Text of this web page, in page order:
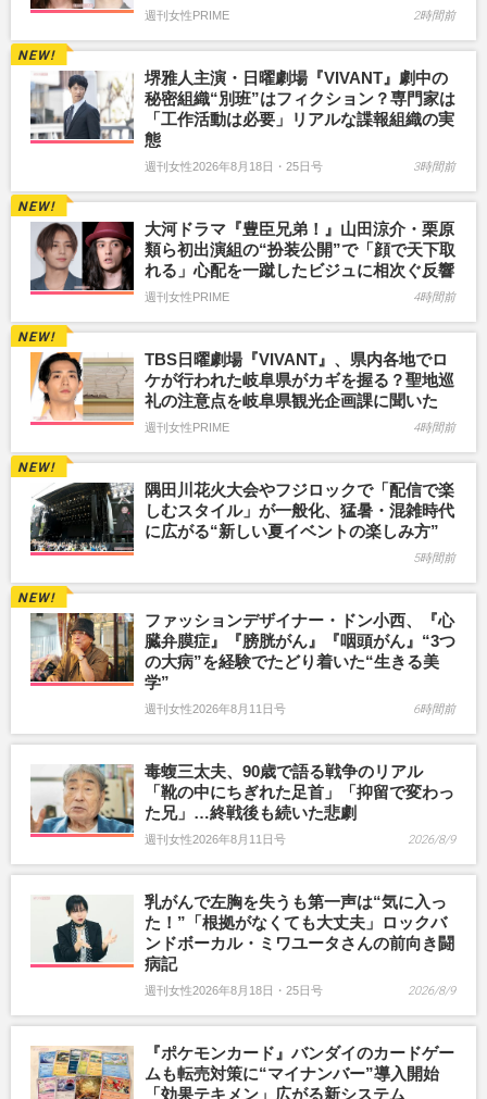
週刊女性PRIME 2時間前
堺雅人主演・日曜劇場『VIVANT』劇中の
秘密組織“別班”はフィクション？専門家は
「工作活動は必要」リアルな諜報組織の実
態
週刊女性2026年8月18日・25日号 3時間前
大河ドラマ『豊臣兄弟！』山田涼介・栗原
類ら初出演組の“扮装公開”で「顔で天下取
れる」心配を一蹴したビジュに相次ぐ反響
週刊女性PRIME 4時間前
TBS日曜劇場『VIVANT』、県内各地でロ
ケが行われた岐阜県がカギを握る？聖地巡
礼の注意点を岐阜県観光企画課に聞いた
週刊女性PRIME 4時間前
隅田川花火大会やフジロックで「配信で楽
しむスタイル」が一般化、猛暑・混雑時代
に広がる“新しい夏イベントの楽しみ方”
5時間前
ファッションデザイナー・ドン小西、『心
臓弁膜症』『膀胱がん』『咽頭がん』“3つ
の大病”を経験でたどり着いた“生きる美
学”
週刊女性2026年8月11日号 6時間前
毒蝮三太夫、90歳で語る戦争のリアル
「靴の中にちぎれた足首」「抑留で変わっ
た兄」…終戦後も続いた悲劇
週刊女性2026年8月11日号 2026/8/9
乳がんで左胸を失うも第一声は“気に入っ
た！”「根拠がなくても大丈夫」ロックバ
ンドボーカル・ミワユータさんの前向き闘
病記
週刊女性2026年8月18日・25日号 2026/8/9
『ポケモンカード』バンダイのカードゲー
ムも転売対策に“マイナンバー”導入開始
「効果テキメン」広がる新システム